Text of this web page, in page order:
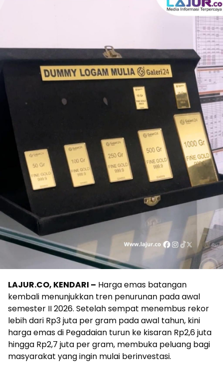
LAJUR.CO, KENDARI – Harga emas batangan
kembali menunjukkan tren penurunan pada awal
semester II 2026. Setelah sempat menembus rekor
lebih dari Rp3 juta per gram pada awal tahun, kini
harga emas di Pegadaian turun ke kisaran Rp2,6 juta
hingga Rp2,7 juta per gram, membuka peluang bagi
masyarakat yang ingin mulai berinvestasi.